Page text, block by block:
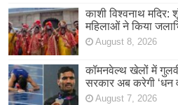
काशी विश्वनाथ मदिर:
महिलाओं ने किया
August 8, 2026
कॉमनवेल्थ खेलों में
सरकार अब करेगी ‘धन
August 7, 2026